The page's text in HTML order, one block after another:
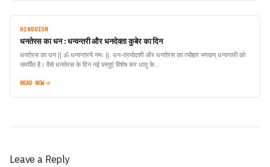
HINDUISM
धनतेरस का धन : धन्वन्तरी और धनदेवता कुबेर का दिन
धनतेरस का धन || ॐ धन्वन्तरये नमः || धन-त्रयोदशी और धनतेरस का त्यौहार भगवान् धन्वन्तरी को
समर्पित है। वैसे धनतेरस के दिन नई वस्तुएं विशेष कर धातु के…
READ NOW
Leave a Reply